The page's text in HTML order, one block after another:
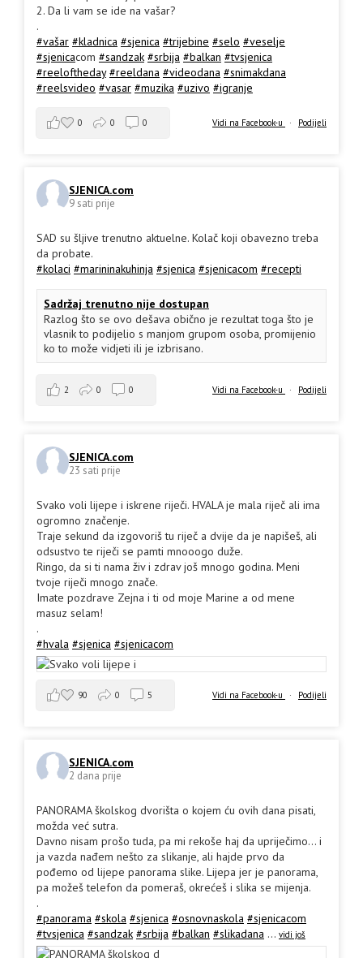
2. Da li vam se ide na vašar?
.
#vašar #kladnica #sjenica #trijebine #selo #veselje
#sjenicacom #sandzak #srbija #balkan #tvsjenica
#reeloftheday #reeldana #videodana #snimakdana
#reelsvideo #vasar #muzika #uzivo #igranje
Vidi na Facebook-u · Podijeli
0 0 0
SJENICA.com
9 sati prije
SAD su šljive trenutno aktuelne. Kolač koji obavezno treba
da probate.
#kolaci #marininakuhinja #sjenica #sjenicacom #recepti
Sadržaj trenutno nije dostupan
Razlog što se ovo dešava obično je rezultat toga što je
vlasnik to podijelio s manjom grupom osoba, promijenio
ko to može vidjeti ili je izbrisano.
Vidi na Facebook-u · Podijeli
2 0 0
SJENICA.com
23 sati prije
Svako voli lijepe i iskrene riječi. HVALA je mala riječ ali ima
ogromno značenje.
Traje sekund da izgovoriš tu riječ a dvije da je napišeš, ali
odsustvo te riječi se pamti mnooogo duže.
Ringo, da si ti nama živ i zdrav još mnogo godina. Meni
tvoje riječi mnogo znače.
Imate pozdrave Zejna i ti od moje Marine a od mene
masuz selam!
.
#hvala #sjenica #sjenicacom
Vidi na Facebook-u · Podijeli
90 0 5
SJENICA.com
2 dana prije
PANORAMA školskog dvorišta o kojem ću ovih dana pisati,
možda već sutra.
Davno nisam prošo tuda, pa mi rekoše haj da upriječimo... i
ja vazda nađem nešto za slikanje, ali hajde prvo da
pođemo od lijepe panorama slike. Lijepa jer je panorama,
pa možeš telefon da pomeraš, okrećeš i slika se mijenja.
.
#panorama #skola #sjenica #osnovnaskola #sjenicacom
#tvsjenica #sandzak #srbija #balkan #slikadana ... vidi još